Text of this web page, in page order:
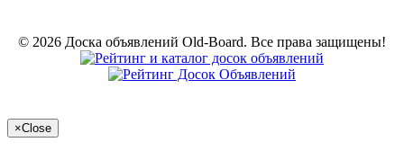
© 2026 Доска объявлений Old-Board. Все права защищены!
×Close